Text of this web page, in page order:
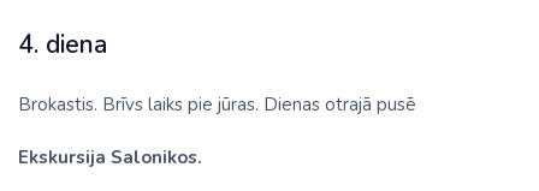
4. diena
Brokastis. Brīvs laiks pie jūras. Dienas otrajā pusē
Ekskursija Salonikos.